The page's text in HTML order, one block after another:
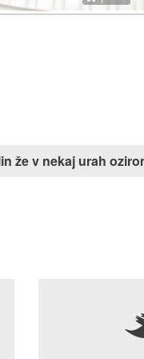
že v nekaj urah